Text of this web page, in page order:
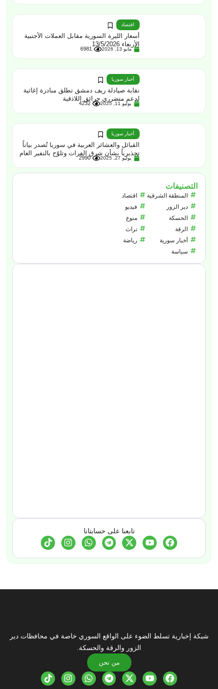
اقتصاد
أسعار الليرة السورية مقابل العملات الأجنبية
الأربعاء 13/5/2026
مايو 13, 2026 6981
أخبار سوريا
نقابة صيادلة ريف دمشق تطلق مبادرة إغاثية
لدعم متضرري حرائق اللاذقية
يوليو 11, 2025 4232
أخبار سوريا
القبائل والعشائر العربية في سوريا تُصدر بياناً
تحذيرياً بشأن شرق الفرات وتلوّح بالنفير العام
يوليو 27, 2025 2990
التصنيفات
المنطقة الشرقية
دير الزور
الحسكة
الرقة
أخبار سورية
سياسة
اقتصاد
فيديو
منوع
تراث
رياضة
تابعنا على حسابتانا
شبكة إخبارية تسلط الضوء على الواقع السوري خاصة في محافظات دير
الزور والرقة والحسكة.
من نحن